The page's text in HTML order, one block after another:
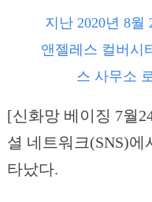
지난 2020년 8월
앤젤레스 컬버시
스 사무소
[신화망 베이징 7월
셜 네트워크(SNS)
타났다.